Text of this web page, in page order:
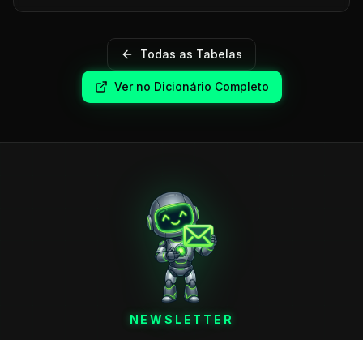
Todas as Tabelas
Ver no Dicionário Completo
NEWSLETTER